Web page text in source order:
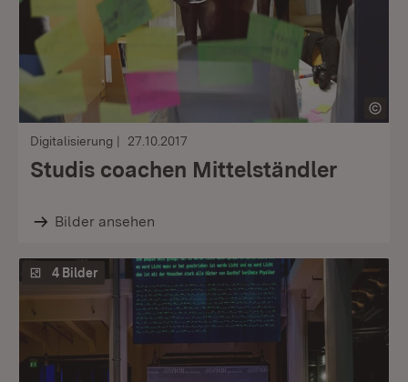
Digitalisierung 27.10.2017
Studis coachen Mittelständler
Bilder ansehen
4 Bilder